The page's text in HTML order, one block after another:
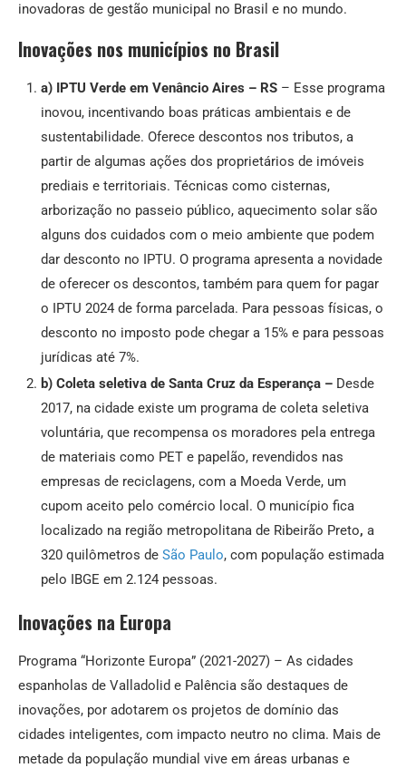
inovadoras de gestão municipal no Brasil e no mundo.
Inovações nos municípios no Brasil
a) IPTU Verde em Venâncio Aires – RS – Esse programa
inovou, incentivando boas práticas ambientais e de
sustentabilidade. Oferece descontos nos tributos, a
partir de algumas ações dos proprietários de imóveis
prediais e territoriais. Técnicas como cisternas,
arborização no passeio público, aquecimento solar são
alguns dos cuidados com o meio ambiente que podem
dar desconto no IPTU. O programa apresenta a novidade
de oferecer os descontos, também para quem for pagar
o IPTU 2024 de forma parcelada. Para pessoas físicas, o
desconto no imposto pode chegar a 15% e para pessoas
jurídicas até 7%.
b) Coleta seletiva de Santa Cruz da Esperança – Desde
2017, na cidade existe um programa de coleta seletiva
voluntária, que recompensa os moradores pela entrega
de materiais como PET e papelão, revendidos nas
empresas de reciclagens, com a Moeda Verde, um
cupom aceito pelo comércio local. O município fica
localizado na região metropolitana de Ribeirão Preto, a
320 quilômetros de São Paulo, com população estimada
pelo IBGE em 2.124 pessoas.
Inovações na Europa
Programa “Horizonte Europa” (2021-2027) – As cidades
espanholas de Valladolid e Palência são destaques de
inovações, por adotarem os projetos de domínio das
cidades inteligentes, com impacto neutro no clima. Mais de
metade da população mundial vive em áreas urbanas e